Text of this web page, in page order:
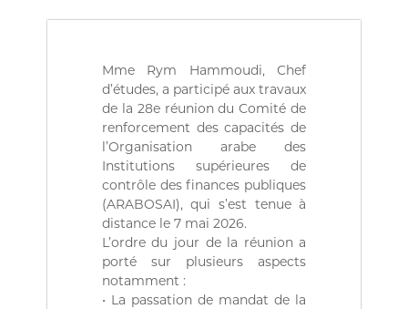
ـ
س
ا
ل
م
ح
ـ
ا
س
ب
ـ
t
l
e
d
e
s
f
i
n
a
n
c
e
p
u
Mme Rym Hammoudi, Chef
d’études, a participé aux travaux
de la 28e réunion du Comité de
renforcement des capacités de
l’Organisation arabe des
Institutions supérieures de
contrôle des finances publiques
(ARABOSAI), qui s’est tenue à
distance le 7 mai 2026.
L’ordre du jour de la réunion a
porté sur plusieurs aspects
notamment :
• La passation de mandat de la